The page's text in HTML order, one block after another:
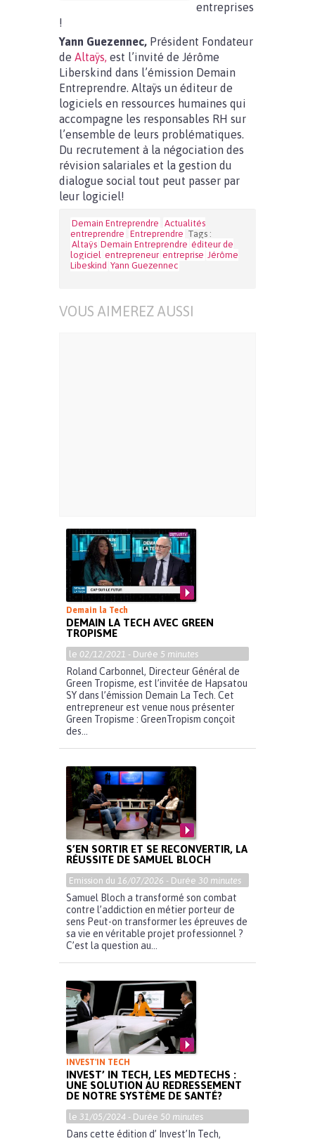
entreprises
!
Yann Guezennec, Président Fondateur
de Altaÿs, est l’invité de Jérôme
Liberskind dans l’émission Demain
Entreprendre. Altaÿs un éditeur de
logiciels en ressources humaines qui
accompagne les responsables RH sur
l’ensemble de leurs problématiques.
Du recrutement à la négociation des
révision salariales et la gestion du
dialogue social tout peut passer par
leur logiciel!
Demain Entreprendre Actualités
entreprendre Entreprendre Tags :
Altaÿs Demain Entreprendre éditeur de
logiciel entrepreneur entreprise Jérôme
Libeskind Yann Guezennec
VOUS AIMEREZ AUSSI
Demain la Tech
DEMAIN LA TECH AVEC GREEN
TROPISME
le 02/12/2021 - Durée 5 minutes
Roland Carbonnel, Directeur Général de
Green Tropisme, est l’invitée de Hapsatou
SY dans l’émission Demain La Tech. Cet
entrepreneur est venue nous présenter
Green Tropisme : GreenTropism conçoit
des...
S’EN SORTIR ET SE RECONVERTIR, LA
RÉUSSITE DE SAMUEL BLOCH
Emission du 16/07/2026 - Durée 30 minutes
Samuel Bloch a transformé son combat
contre l’addiction en métier porteur de
sens Peut-on transformer les épreuves de
sa vie en véritable projet professionnel ?
C’est la question au...
INVEST'IN TECH
INVEST’ IN TECH, LES MEDTECHS :
UNE SOLUTION AU REDRESSEMENT
DE NOTRE SYSTÈME DE SANTÉ?
le 31/05/2024 - Durée 50 minutes
Dans cette édition d’ Invest’In Tech,